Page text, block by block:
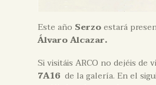
Este año Serzoestará
Álvaro Alcazar.
Si visitáis ARCO no dejéis de
7A16 de la galería. En el